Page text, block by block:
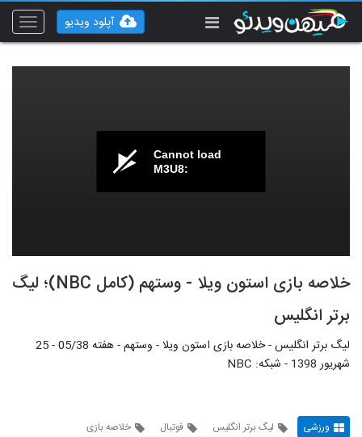
Toggle
آپلود ویدیو
Cannot load
M3U8:
خلاصه بازی استون ویلا - وستهم (کامل NBC)؛ لیگ
برتر انگلیس
لیگ برتر انگلیس - خلاصه بازی استون ویلا - وستهم - هفته 05/38 - 25
شهریور 1398 - شبکه: NBC
ورزشی لیگ برتر انگلیس فوتبال
خلاصه بازی